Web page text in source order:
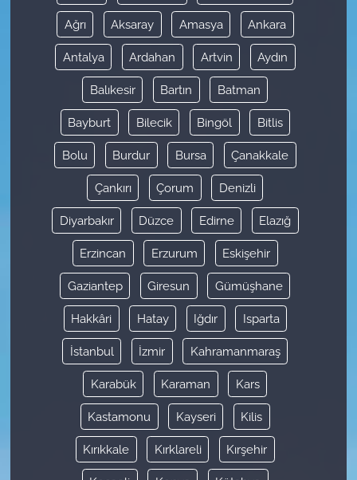
Ağrı Aksaray Amasya Ankara
Antalya Ardahan Artvin Aydın
Balıkesir Bartın Batman
Bayburt Bilecik Bingöl Bitlis
Bolu Burdur Bursa Çanakkale
Çankırı Çorum Denizli
Diyarbakır Düzce Edirne Elazığ
Erzincan Erzurum Eskişehir
Gaziantep Giresun Gümüşhane
Hakkâri Hatay Iğdır Isparta
İstanbul İzmir Kahramanmaraş
Karabük Karaman Kars
Kastamonu Kayseri Kilis
Kırıkkale Kırklareli Kırşehir